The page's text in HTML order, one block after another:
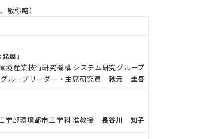
敬称略）
展」
境産業技術研究機構 システム研究グループ
グループリーダー・主席研究員 秋元 圭吾
学部環境都市工学科 准教授 長谷川 知子